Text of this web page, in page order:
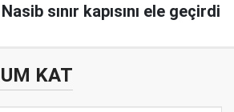
sınır kapısını ele geçirdi
KAT